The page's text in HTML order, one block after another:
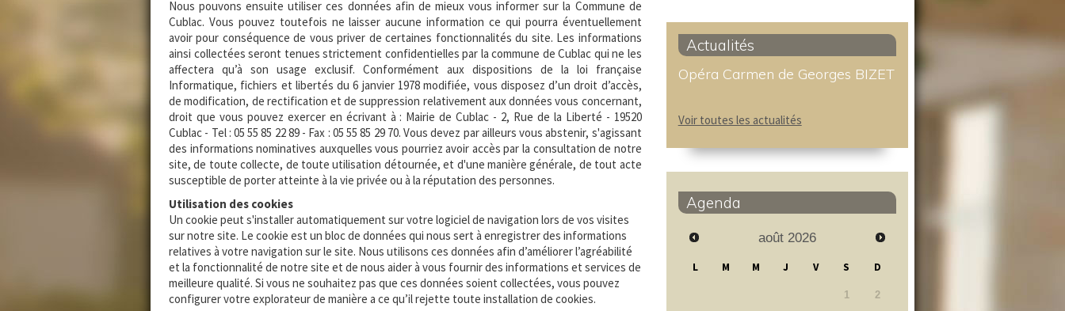
Nous pouvons ensuite utiliser ces données afin de mieux vous informer sur la Commune de
Cublac. Vous pouvez toutefois ne laisser aucune information ce qui pourra éventuellement
avoir pour conséquence de vous priver de certaines fonctionnalités du site. Les informations
ainsi collectées seront tenues strictement confidentielles par la commune de Cublac qui ne les
affectera qu’à son usage exclusif. Conformément aux dispositions de la loi française
Informatique, fichiers et libertés du 6 janvier 1978 modifiée, vous disposez d’un droit d’accès,
de modification, de rectification et de suppression relativement aux données vous concernant,
droit que vous pouvez exercer en écrivant à : Mairie de Cublac - 2, Rue de la Liberté - 19520
Cublac - Tel : 05 55 85 22 89 - Fax : 05 55 85 29 70. Vous devez par ailleurs vous abstenir, s'agissant
des informations nominatives auxquelles vous pourriez avoir accès par la consultation de notre
site, de toute collecte, de toute utilisation détournée, et d'une manière générale, de tout acte
susceptible de porter atteinte à la vie privée ou à la réputation des personnes.
Utilisation des cookies
Un cookie peut s'installer automatiquement sur votre logiciel de navigation lors de vos visites
sur notre site. Le cookie est un bloc de données qui nous sert à enregistrer des informations
relatives à votre navigation sur le site. Nous utilisons ces données afin d’améliorer l’agréabilité
et la fonctionnalité de notre site et de nous aider à vous fournir des informations et services de
meilleure qualité. Si vous ne souhaitez pas que ces données soient collectées, vous pouvez
configurer votre explorateur de manière a ce qu’il rejette toute installation de cookies.
Actualités
Opéra Carmen de Georges BIZET
Voir toutes les actualités
Agenda
août 2026
L M M J V S D
1
2